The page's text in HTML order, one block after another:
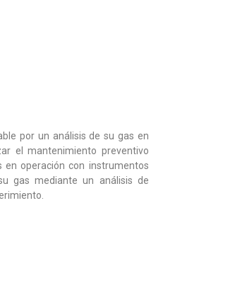
por un análisis de su gas en
el mantenimiento preventivo
en operación con instrumentos
gas mediante un análisis de